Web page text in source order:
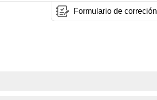
Formulario de correción